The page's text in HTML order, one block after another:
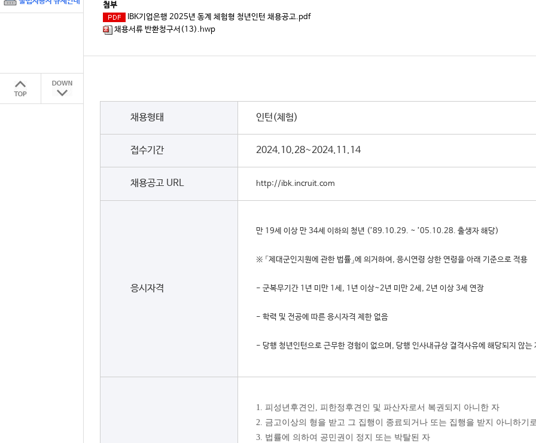
첨부
IBK기업은행 2025년 동계 체험형 청년인턴 채용공고.pdf
채용서류 반환청구서(13).hwp
채용형태 인턴(체험)
접수기간 2024.10.28~2024.11.14
채용공고 URL http://ibk.incruit.com
응시자격
만 19세 이상 만 34세 이하의 청년 (’89.10.29. ~ ’05.10.28. 출생자 해당)
※ 「제대군인지원에 관한 법률」에 의거하여, 응시연령 상한 연령을 아래 기준으로 적용
- 군복무기간 1년 미만 1세, 1년 이상~2년 미만 2세, 2년 이상 3세 연장
- 학력 및 전공에 따른 응시자격 제한 없음
- 당행 청년인턴으로 근무한 경험이 없으며, 당행 인사내규상 결격사유에 해당되지 않는
1. 피성년후견인, 피한정후견인 및 파산자로서 복권되지 아니한 자
2. 금고이상의 형을 받고 그 집행이 종료되거나 또는 집행을 받지 아니하기
3. 법률에 의하여 공민권이 정지 또는 박탈된 자